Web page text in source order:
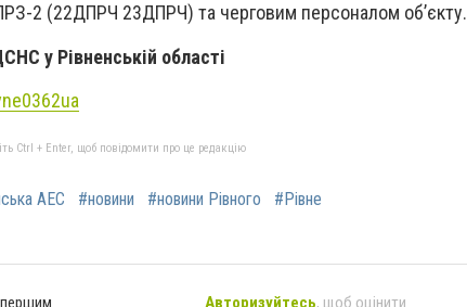
2 (22ДПРЧ 23ДПРЧ) та черговим персоналом об’єкту.
у Рівненській області
Ctrl + Enter, щоб повідомити про це редакцію
АЕС #новини #новини Рівного
#Рівне
першим Авторизуйтесь, щоб оцінити